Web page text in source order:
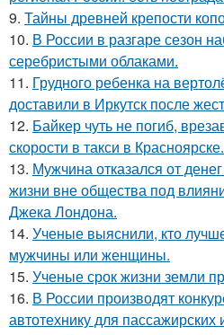
9. Тайны древней крепости
10. В России в разгаре сезон
серебристыми облаками.
11. Грудного ребенка на
доставили в Иркутск после
12. Байкер чуть не погиб,
скорости в такси в Красноярске.
13. Мужчина отказался от
жизни вне общества под
Джека Лондона.
14. Ученые выяснили, кто
мужчины или женщины.
15. Ученые срок жизни земли
16. В России производят
автотехнику для пассажирских